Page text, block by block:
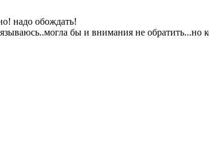
надо обождать!
бы и внимания не обратить...но